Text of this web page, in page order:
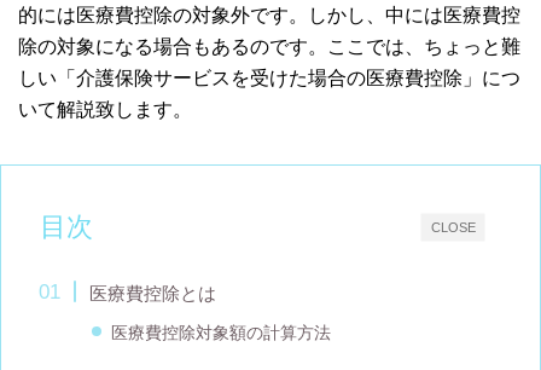
的には医療費控除の対象外です。しかし、中には医療費控
除の対象になる場合もあるのです。ここでは、ちょっと難
しい「介護保険サービスを受けた場合の医療費控除」につ
いて解説致します。
CLOSE
目次
医療費控除とは
医療費控除対象額の計算方法